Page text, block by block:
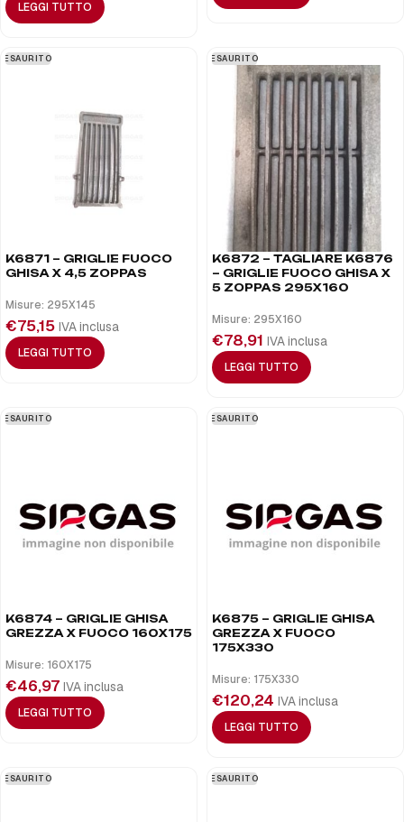
LEGGI TUTTO
ESAURITO
K6871 – GRIGLIE FUOCO
GHISA X 4,5 ZOPPAS
Misure: 295X145
€75,15 IVA inclusa
LEGGI TUTTO
ESAURITO
K6872 – TAGLIARE K6876
– GRIGLIE FUOCO GHISA X
5 ZOPPAS 295X160
Misure: 295X160
€78,91 IVA inclusa
LEGGI TUTTO
ESAURITO
K6874 – GRIGLIE GHISA
GREZZA X FUOCO 160X175
Misure: 160X175
€46,97 IVA inclusa
LEGGI TUTTO
ESAURITO
K6875 – GRIGLIE GHISA
GREZZA X FUOCO
175X330
Misure: 175X330
€120,24 IVA inclusa
LEGGI TUTTO
ESAURITO ESAURITO